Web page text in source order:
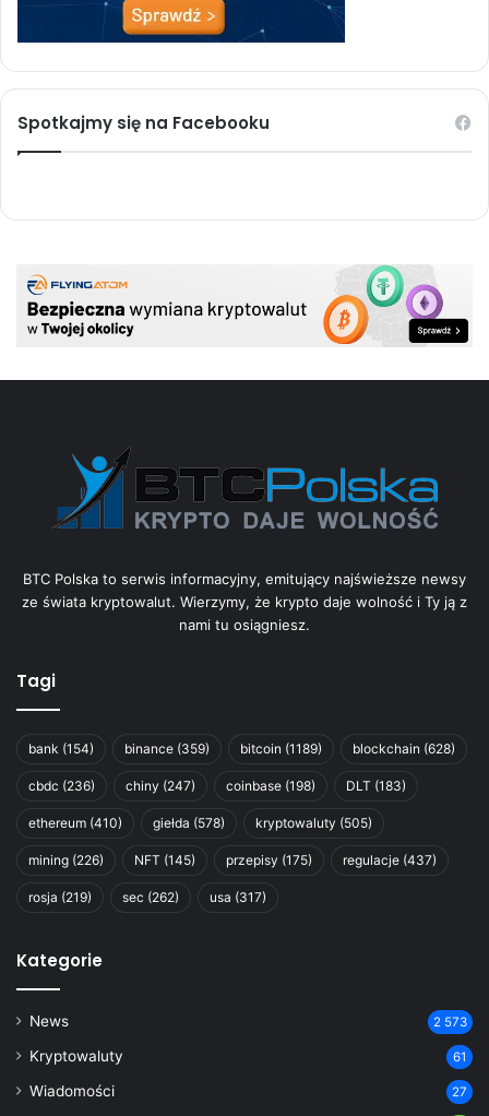
Spotkajmy się na Facebooku
BTC Polska to serwis informacyjny, emitujący najświeższe newsy
ze świata kryptowalut. Wierzymy, że krypto daje wolność i Ty ją z
nami tu osiągniesz.
Tagi
bank (154) binance (359) bitcoin (1189) blockchain (628)
cbdc (236) chiny (247) coinbase (198) DLT (183)
ethereum (410) giełda (578) kryptowaluty (505)
mining (226) NFT (145) przepisy (175) regulacje (437)
rosja (219) sec (262) usa (317)
Kategorie
News 2 573
Kryptowaluty 61
Wiadomości 27